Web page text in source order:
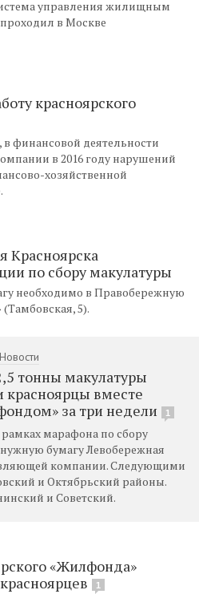
управления жилищным
в Москве
красноярского
финансовой деятельности
в 2016 году нарушений
хозяйственной
Красноярска
по сбору макулатуры
необходимо в Правобережную
5).
Новости
тонны макулатуры
красноярцы вместе
за три недели
1
марафона по сбору
бумагу Левобережная
компании. Следующими
и Октябрьский районы.
и Советский.
«Жилфонда»
1